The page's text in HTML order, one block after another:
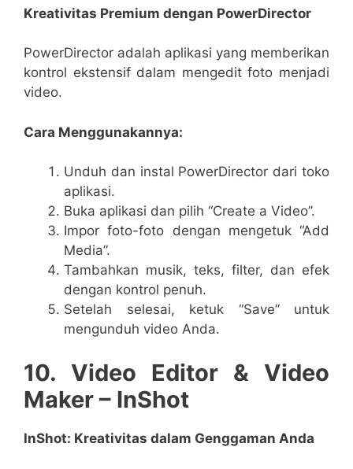
Kreativitas Premium dengan PowerDirector
PowerDirector adalah aplikasi yang memberikan
kontrol ekstensif dalam mengedit foto menjadi
video.
Cara Menggunakannya:
Unduh dan instal PowerDirector dari toko
aplikasi.
Buka aplikasi dan pilih “Create a Video”.
Impor foto-foto dengan mengetuk “Add
Media”.
Tambahkan musik, teks, filter, dan efek
dengan kontrol penuh.
Setelah selesai, ketuk “Save” untuk
mengunduh video Anda.
10. Video Editor & Video
Maker – InShot
InShot: Kreativitas dalam Genggaman Anda